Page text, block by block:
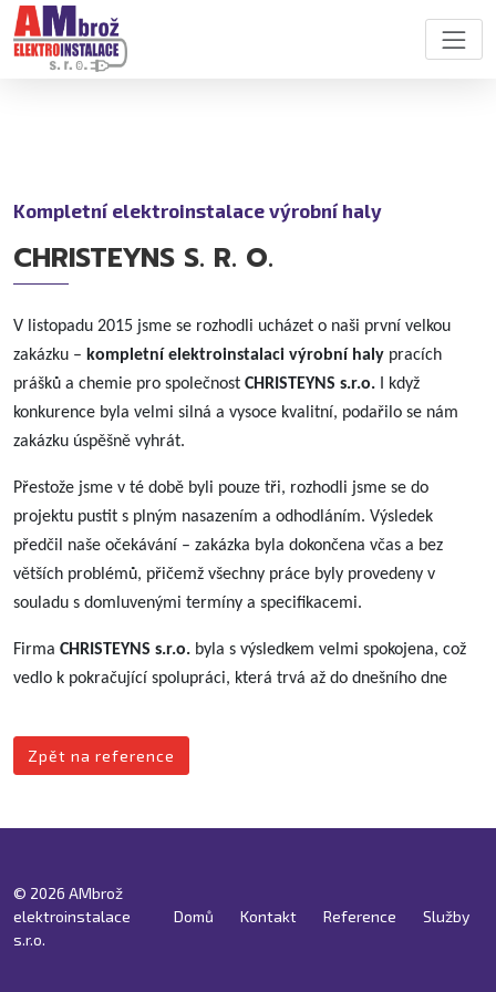
Kompletní elektroinstalace výrobní haly
CHRISTEYNS S. R. O.
V listopadu 2015 jsme se rozhodli ucházet o naši první velkou
zakázku – kompletní elektroinstalaci výrobní haly pracích
prášků a chemie pro společnost CHRISTEYNS s.r.o. I když
konkurence byla velmi silná a vysoce kvalitní, podařilo se nám
zakázku úspěšně vyhrát.
Přestože jsme v té době byli pouze tři, rozhodli jsme se do
projektu pustit s plným nasazením a odhodláním. Výsledek
předčil naše očekávání – zakázka byla dokončena včas a bez
větších problémů, přičemž všechny práce byly provedeny v
souladu s domluvenými termíny a specifikacemi.
Firma CHRISTEYNS s.r.o. byla s výsledkem velmi spokojena, což
vedlo k pokračující spolupráci, která trvá až do dnešního dne
Zpět na reference
© 2026 AMbrož
elektroinstalace
s.r.o.
Domů Kontakt Reference Služby